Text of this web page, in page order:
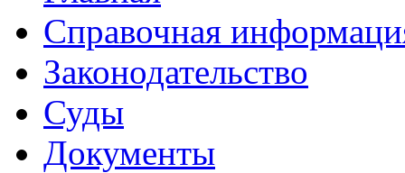
Справочная
Законодательство
Суды
Документы